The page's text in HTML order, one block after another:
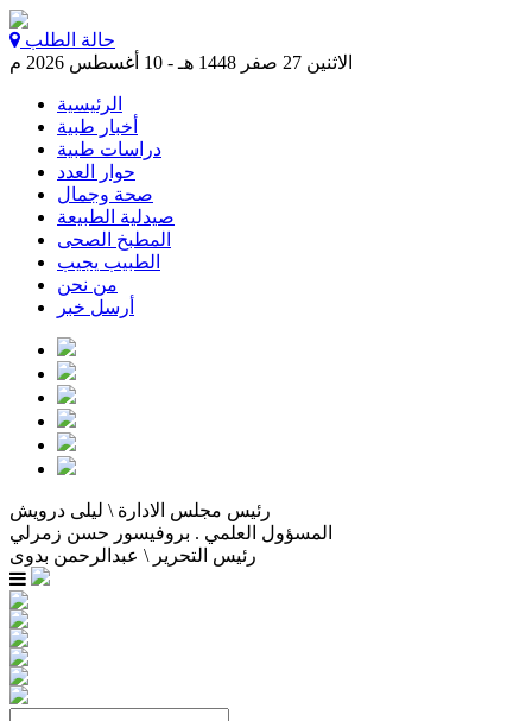
حالة الطلب
الاثنين 27 صفر 1448 هـ - 10 أغسطس 2026 م
الرئيسية
أخبار طبية
دراسات طبية
حوار العدد
صحة وجمال
صيدلية الطبيعة
المطبخ الصحى
الطبيب يجيب
من نحن
أرسل خبر
رئيس مجلس الادارة \ ليلى درويش
المسؤول العلمي . بروفيسور حسن زمرلي
رئيس التحرير \ عبدالرحمن بدوى